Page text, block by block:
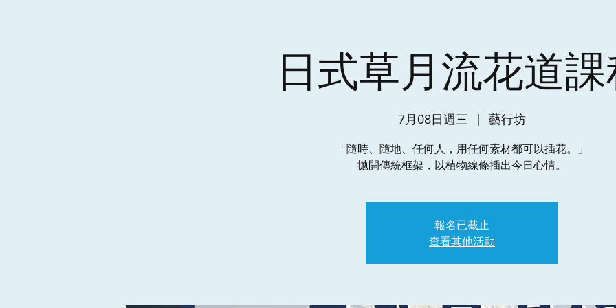
日式草月流花道
7月08日週三
  |
藝行坊
​「隨時、隨地、任何人，用任何素材都可以插花。」
拋開傳統框架，以植物線條插出今日心情。
報名已截止
查看其他活動